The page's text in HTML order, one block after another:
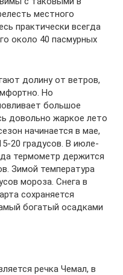
местного
практически всегда
около 40 пасмурных
долину от ветров,
Но
большое
довольно жаркое лето
начинается в мае,
20 градусов. В июле-
термометр держится
Зимой температура
мороза. Снега в
сохраняется
богатый осадками
речка Чемал, в